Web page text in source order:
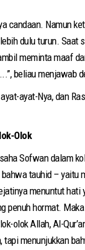
candaan. Namun
dulu turun. Saat
meminta maaf
beliau menjawab
ayat-Nya, dan
Olok
Sofwan dalam
tauhid – yaitu
menuntut hati
penuh hormat.
olok Allah, Al-
tapi menunjukkan